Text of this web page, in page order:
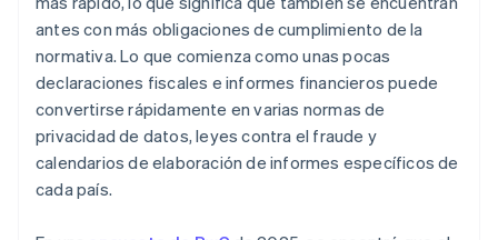
auditorías son tareas continuas
Las brechas culturales y lingüísticas causan
fricciones
Los riesgos de fraude y seguridad crecen a medida
que la empresa se expande
antes con más obligaciones de cumplimiento de la
normativa. Lo que comienza como unas pocas
declaraciones fiscales e informes financieros puede
convertirse rápidamente en varias normas de
privacidad de datos, leyes contra el fraude y
calendarios de elaboración de informes específicos de
cada país.